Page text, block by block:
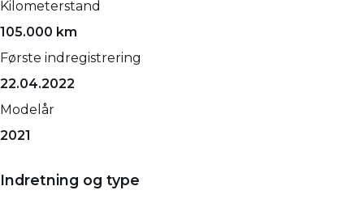
Kilometerstand
105.000 km
Første indregistrering
22.04.2022
Modelår
2021
Indretning og type